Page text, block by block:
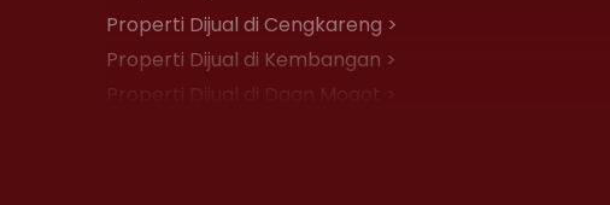
Properti Dijual di Cengkareng >
Properti Dijual di Kembangan >
Properti Dijual di Daan Mogot >